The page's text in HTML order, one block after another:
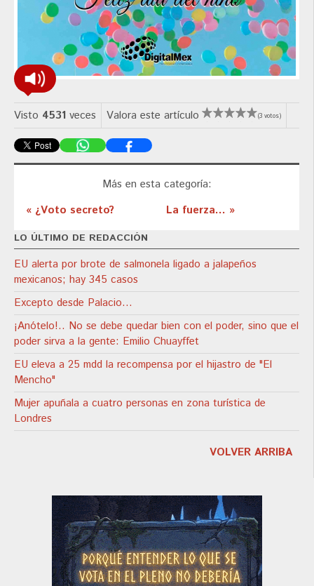
Visto 4531 veces Valora este artículo (3 votos)
Más en esta categoría:
« ¿Voto secreto?
La fuerza... »
LO ÚLTIMO DE REDACCIÓN
EU alerta por brote de salmonela ligado a jalapeños
mexicanos; hay 345 casos
Excepto desde Palacio…
¡Anótelo!.. No se debe quedar bien con el poder, sino que el
poder sirva a la gente: Emilio Chuayffet
EU eleva a 25 mdd la recompensa por el hijastro de "El
Mencho"
Mujer apuñala a cuatro personas en zona turística de
Londres
VOLVER ARRIBA